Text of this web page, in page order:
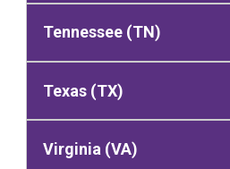
Tennessee (TN)
Texas (TX)
Virginia (VA)